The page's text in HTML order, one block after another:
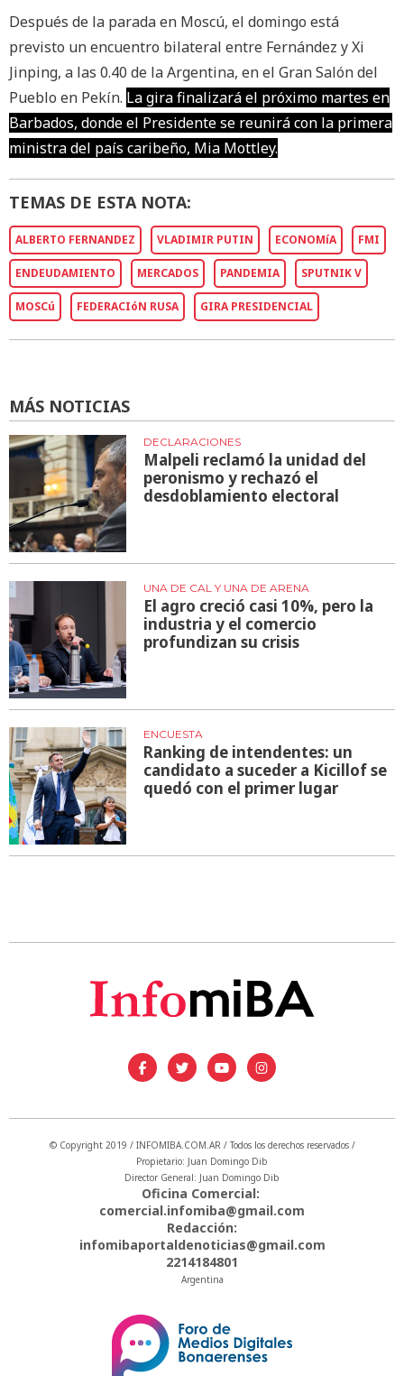
Después de la parada en Moscú, el domingo está
previsto un encuentro bilateral entre Fernández y Xi
Jinping, a las 0.40 de la Argentina, en el Gran Salón del
Pueblo en Pekín. La gira finalizará el próximo martes en
Barbados, donde el Presidente se reunirá con la primera
ministra del país caribeño, Mia Mottley.
TEMAS DE ESTA NOTA:
ALBERTO FERNANDEZ VLADIMIR PUTIN ECONOMíA FMI
ENDEUDAMIENTO MERCADOS PANDEMIA SPUTNIK V
MOSCú FEDERACIóN RUSA GIRA PRESIDENCIAL
MÁS NOTICIAS
DECLARACIONES
Malpeli reclamó la unidad del
peronismo y rechazó el
desdoblamiento electoral
UNA DE CAL Y UNA DE ARENA
El agro creció casi 10%, pero la
industria y el comercio
profundizan su crisis
ENCUESTA
Ranking de intendentes: un
candidato a suceder a Kicillof se
quedó con el primer lugar
© Copyright 2019 / INFOMIBA.COM.AR / Todos los derechos reservados /
Propietario: Juan Domingo Dib
Director General: Juan Domingo Dib
Oficina Comercial:
comercial.infomiba@gmail.com
Redacción:
infomibaportaldenoticias@gmail.com
2214184801
Argentina